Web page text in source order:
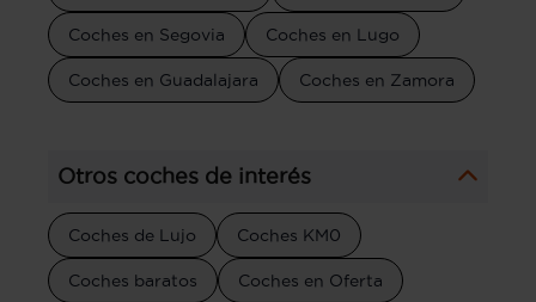
Coches en Segovia Coches en Lugo
Coches en Guadalajara Coches en Zamora
Otros coches de interés
Coches de Lujo Coches KM0
Coches baratos Coches en Oferta